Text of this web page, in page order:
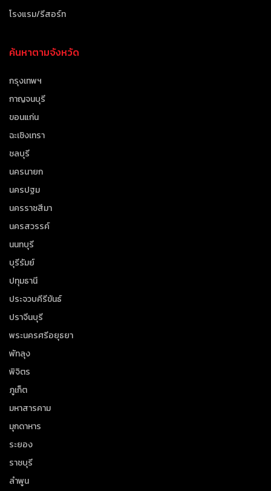
โรงแรม/รีสอร์ท
ค้นหาตามจังหวัด
กรุงเทพฯ
กาญจนบุรี
ขอนแก่น
ฉะเชิงเทรา
ชลบุรี
นครนายก
นครปฐม
นครราชสีมา
นครสวรรค์
นนทบุรี
บุรีรัมย์
ปทุมธานี
ประจวบคีรีขันธ์
ปราจีนบุรี
พระนครศรีอยุธยา
พัทลุง
พิจิตร
ภูเก็ต
มหาสารคาม
มุกดาหาร
ระยอง
ราชบุรี
ลำพูน